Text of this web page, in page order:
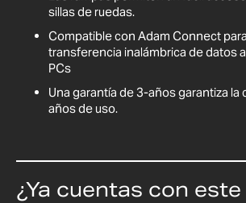
sillas de ruedas.
Compatible con Adam Connect
transferencia inalámbrica de datos
PCs
Una garantía de 3-años garantiza la
años de uso.
¿Ya cuentas con este